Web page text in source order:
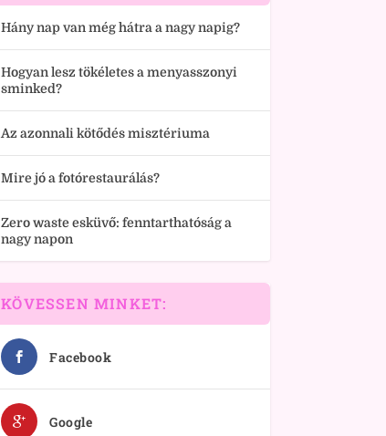
Hány nap van még hátra a nagy napig?
Hogyan lesz tökéletes a menyasszonyi
sminked?
Az azonnali kötődés misztériuma
Mire jó a fotórestaurálás?
Zero waste esküvő: fenntarthatóság a
nagy napon
KÖVESSEN MINKET:
Facebook
Google